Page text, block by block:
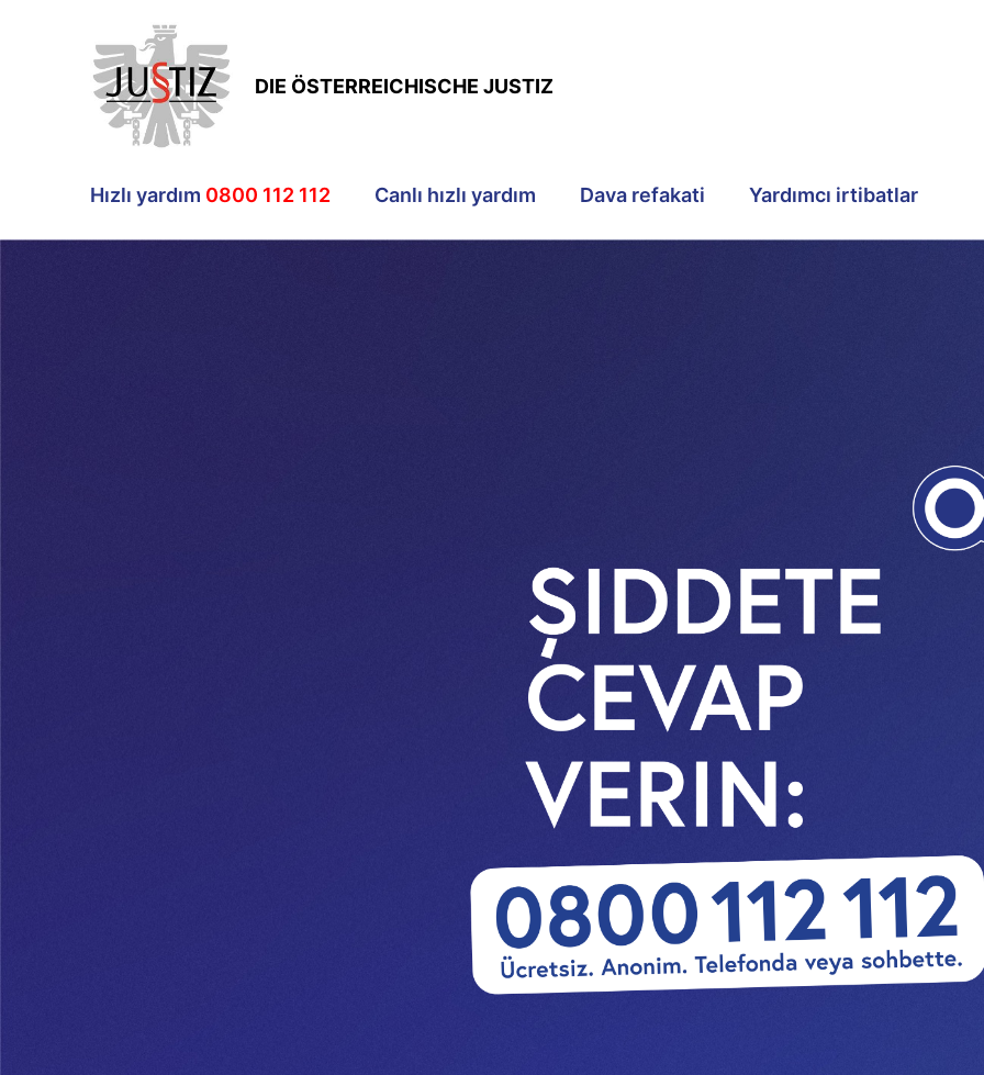
DIE ÖSTERREICHISCHE JUSTIZ
Hızlı yardım 0800 112 112 Canlı hızlı yardım Dava refakati Yardımcı irtibatlar